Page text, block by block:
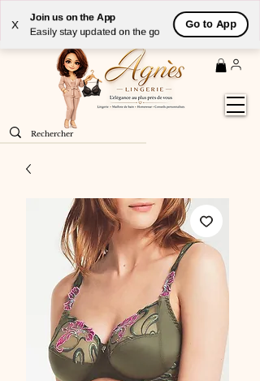
X
Join us on the App
Easily stay updated on the go
Go to App
Livraison GRATUITE(à partir de 59€) à domicile par
Colissimo en France métropolitaine